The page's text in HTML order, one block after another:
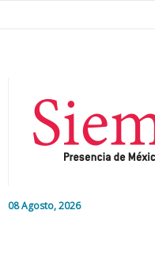
08 Agosto, 2026